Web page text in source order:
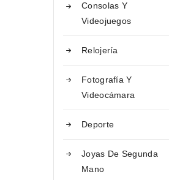
Consolas Y
Videojuegos
Relojería
Fotografía Y
Videocámara
Deporte
Joyas De Segunda
Mano